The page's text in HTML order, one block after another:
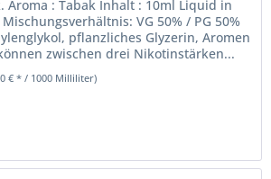
Aroma : Tabak Inhalt : 10ml Liquid in
VG 50% / PG 50%
pflanzliches Glyzerin, Aromen
zwischen drei Nikotinstärken...
€ * / 1000 Milliliter)